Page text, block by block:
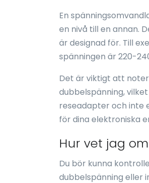
En
en nivå till en annan.
är designad för. Till
spänningen är 220-
Det är viktigt att
dubbelspänning,
reseadapter och inte
för dina elektroniska
Hur vet jag
Du bör kunna
dubbelspänning eller